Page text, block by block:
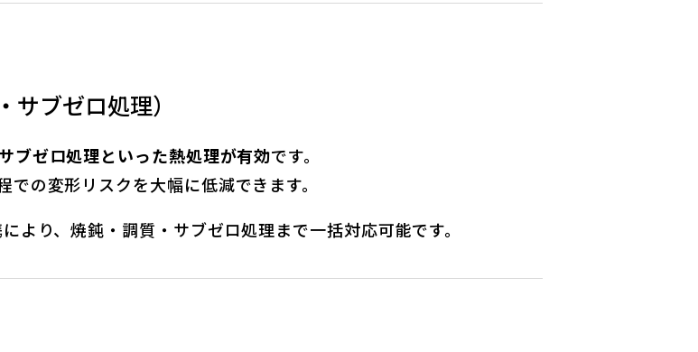
ブゼロ処理）
ブゼロ処理といった熱処理が有効です。
の変形リスクを大幅に低減できます。
り、焼鈍・調質・サブゼロ処理まで一括対応可能です。